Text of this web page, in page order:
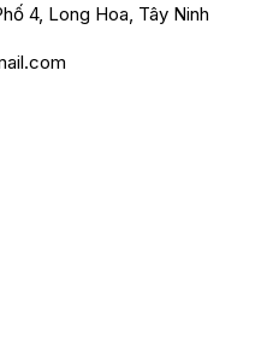
4, Long Hoa, Tây Ninh